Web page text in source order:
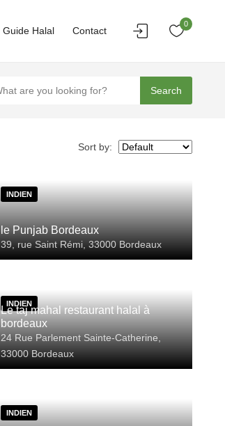
Guide Halal Contact
0
Search
Sort by:
INDIEN
le Punjab Bordeaux
39, rue Saint Rémi, 33000 Bordeaux
INDIEN
Le taj mahal restaurant halal à
bordeaux
24 Rue Parlement Sainte-Catherine,
33000 Bordeaux
INDIEN